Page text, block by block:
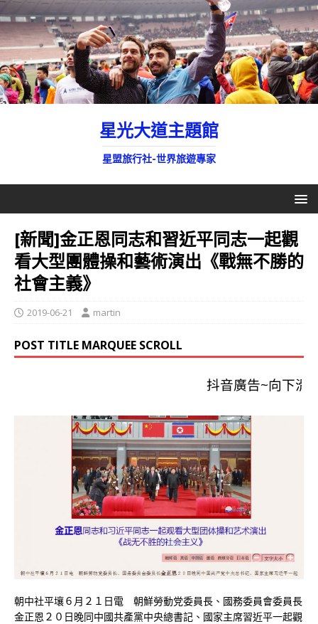
星光大道主題館
星盟旅行社-世界旅遊專家
[新聞]金正恩同志和習近平同志一起觀
看大型團體操和藝術演出《戰無不勝的
社會主義》
2019-06-21 martin
POST TITLE MARQUEE SCROLL
抖音廣告~向下滑
朝中社平壤６月２１日電 朝鮮勞動党委員長、國務委員會委員長
金正恩２０日晚同中國共產黨中央總書記、國家主席習近平一起觀